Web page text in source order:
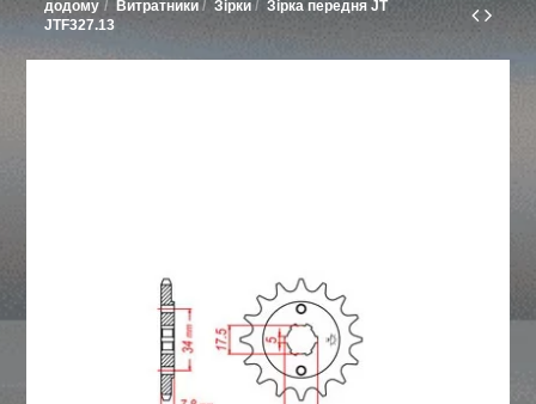
додому Витратники Зірки
Зірка передня JT
JTF327.13